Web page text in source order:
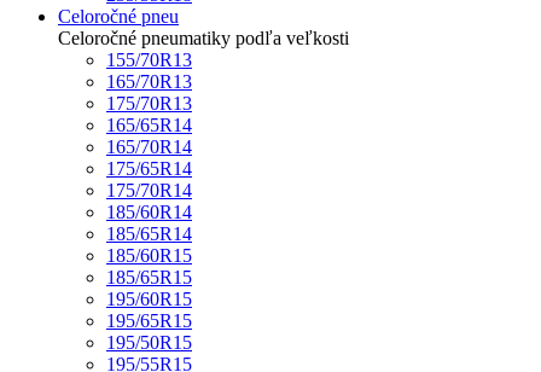
Celoročné pneu
Celoročné pneumatiky podľa veľkosti
155/70R13
165/70R13
175/70R13
165/65R14
165/70R14
175/65R14
175/70R14
185/60R14
185/65R14
185/60R15
185/65R15
195/60R15
195/65R15
195/50R15
195/55R15